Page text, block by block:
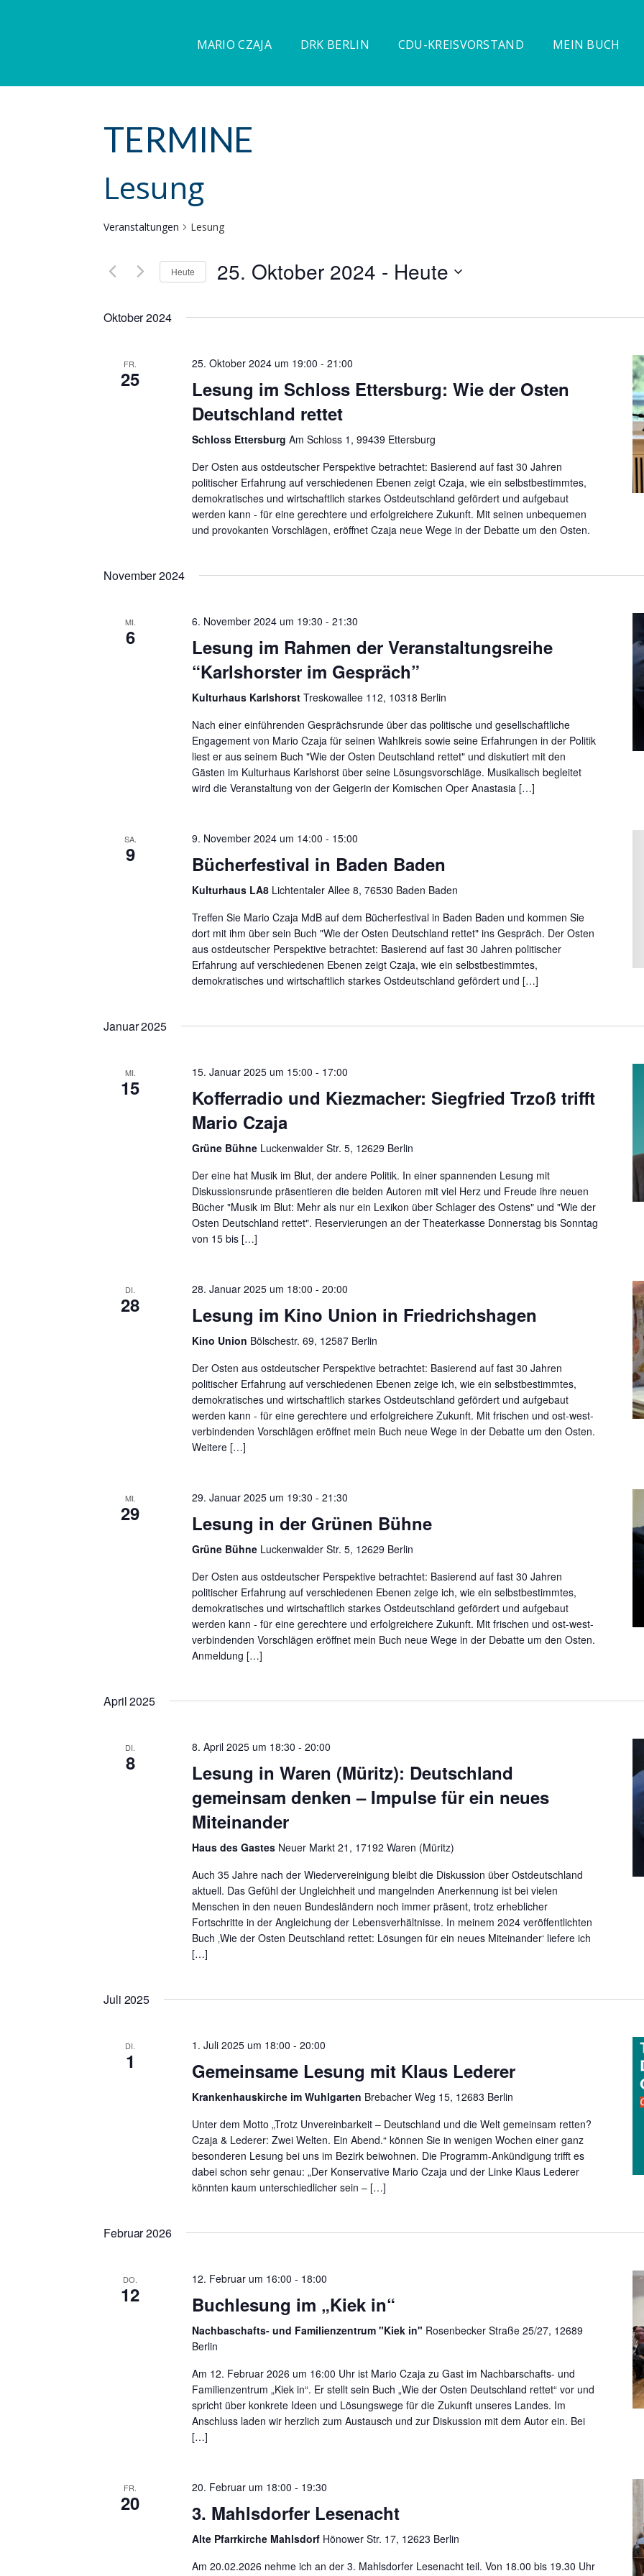
MARIO CZAJA DRK BERLIN CDU-KREISVORSTAND MEIN BUCH
TERMINE
Lesung
Veranstaltungen Lesung
Heute 25. Oktober 2024 - Heute
a
w
ä
h
e
n
.
Oktober 2024
FR.
25
25. Oktober 2024 um 19:00 - 21:00
Lesung im Schloss Ettersburg: Wie der Osten
Deutschland rettet
Schloss Ettersburg Am Schloss 1, 99439 Ettersburg
Der Osten aus ostdeutscher Perspektive betrachtet: Basierend auf fast 30 Jahren
politischer Erfahrung auf verschiedenen Ebenen zeigt Czaja, wie ein selbstbestimmtes,
demokratisches und wirtschaftlich starkes Ostdeutschland gefördert und aufgebaut
werden kann - für eine gerechtere und erfolgreichere Zukunft. Mit seinen unbequemen
und provokanten Vorschlägen, eröffnet Czaja neue Wege in der Debatte um den Osten.
November 2024
MI.
6
6. November 2024 um 19:30 - 21:30
Lesung im Rahmen der Veranstaltungsreihe
“Karlshorster im Gespräch”
Kulturhaus Karlshorst Treskowallee 112, 10318 Berlin
Nach einer einführenden Gesprächsrunde über das politische und gesellschaftliche
Engagement von Mario Czaja für seinen Wahlkreis sowie seine Erfahrungen in der Politik
liest er aus seinem Buch "Wie der Osten Deutschland rettet" und diskutiert mit den
Gästen im Kulturhaus Karlshorst über seine Lösungsvorschläge. Musikalisch begleitet
wird die Veranstaltung von der Geigerin der Komischen Oper Anastasia […]
SA.
9
9. November 2024 um 14:00 - 15:00
Bücherfestival in Baden Baden
Kulturhaus LA8 Lichtentaler Allee 8, 76530 Baden Baden
Treffen Sie Mario Czaja MdB auf dem Bücherfestival in Baden Baden und kommen Sie
dort mit ihm über sein Buch "Wie der Osten Deutschland rettet" ins Gespräch. Der Osten
aus ostdeutscher Perspektive betrachtet: Basierend auf fast 30 Jahren politischer
Erfahrung auf verschiedenen Ebenen zeigt Czaja, wie ein selbstbestimmtes,
demokratisches und wirtschaftlich starkes Ostdeutschland gefördert und […]
Januar 2025
MI.
15
15. Januar 2025 um 15:00 - 17:00
Kofferradio und Kiezmacher: Siegfried Trzoß trifft
Mario Czaja
Grüne Bühne Luckenwalder Str. 5, 12629 Berlin
Der eine hat Musik im Blut, der andere Politik. In einer spannenden Lesung mit
Diskussionsrunde präsentieren die beiden Autoren mit viel Herz und Freude ihre neuen
Bücher "Musik im Blut: Mehr als nur ein Lexikon über Schlager des Ostens" und "Wie der
Osten Deutschland rettet". Reservierungen an der Theaterkasse Donnerstag bis Sonntag
von 15 bis […]
DI.
28
28. Januar 2025 um 18:00 - 20:00
Lesung im Kino Union in Friedrichshagen
Kino Union Bölschestr. 69, 12587 Berlin
Der Osten aus ostdeutscher Perspektive betrachtet: Basierend auf fast 30 Jahren
politischer Erfahrung auf verschiedenen Ebenen zeige ich, wie ein selbstbestimmtes,
demokratisches und wirtschaftlich starkes Ostdeutschland gefördert und aufgebaut
werden kann - für eine gerechtere und erfolgreichere Zukunft. Mit frischen und ost-west-
verbindenden Vorschlägen eröffnet mein Buch neue Wege in der Debatte um den Osten.
Weitere […]
MI.
29
29. Januar 2025 um 19:30 - 21:30
Lesung in der Grünen Bühne
Grüne Bühne Luckenwalder Str. 5, 12629 Berlin
Der Osten aus ostdeutscher Perspektive betrachtet: Basierend auf fast 30 Jahren
politischer Erfahrung auf verschiedenen Ebenen zeige ich, wie ein selbstbestimmtes,
demokratisches und wirtschaftlich starkes Ostdeutschland gefördert und aufgebaut
werden kann - für eine gerechtere und erfolgreichere Zukunft. Mit frischen und ost-west-
verbindenden Vorschlägen eröffnet mein Buch neue Wege in der Debatte um den Osten.
Anmeldung […]
April 2025
DI.
8
8. April 2025 um 18:30 - 20:00
Lesung in Waren (Müritz): Deutschland
gemeinsam denken – Impulse für ein neues
Miteinander
Haus des Gastes Neuer Markt 21, 17192 Waren (Müritz)
Auch 35 Jahre nach der Wiedervereinigung bleibt die Diskussion über Ostdeutschland
aktuell. Das Gefühl der Ungleichheit und mangelnden Anerkennung ist bei vielen
Menschen in den neuen Bundesländern noch immer präsent, trotz erheblicher
Fortschritte in der Angleichung der Lebensverhältnisse. In meinem 2024 veröffentlichten
Buch ‚Wie der Osten Deutschland rettet: Lösungen für ein neues Miteinander‘ liefere ich
[…]
Juli 2025
DI.
1
1. Juli 2025 um 18:00 - 20:00
Gemeinsame Lesung mit Klaus Lederer
Krankenhauskirche im Wuhlgarten Brebacher Weg 15, 12683 Berlin
Unter dem Motto „Trotz Unvereinbarkeit – Deutschland und die Welt gemeinsam retten?
Czaja & Lederer: Zwei Welten. Ein Abend.“ können Sie in wenigen Wochen einer ganz
besonderen Lesung bei uns im Bezirk beiwohnen. Die Programm-Ankündigung trifft es
dabei schon sehr genau: „Der Konservative Mario Czaja und der Linke Klaus Lederer
könnten kaum unterschiedlicher sein – […]
Februar 2026
DO.
12
12. Februar um 16:00 - 18:00
Buchlesung im „Kiek in“
Nachbaschafts- und Familienzentrum "Kiek in" Rosenbecker Straße 25/27, 12689
Berlin
Am 12. Februar 2026 um 16:00 Uhr ist Mario Czaja zu Gast im Nachbarschafts- und
Familienzentrum „Kiek in“. Er stellt sein Buch „Wie der Osten Deutschland rettet“ vor und
spricht über konkrete Ideen und Lösungswege für die Zukunft unseres Landes. Im
Anschluss laden wir herzlich zum Austausch und zur Diskussion mit dem Autor ein. Bei
[…]
FR.
20
20. Februar um 18:00 - 19:30
3.⁠ ⁠Mahlsdorfer Lesenacht
Alte Pfarrkirche Mahlsdorf Hönower Str. 17, 12623 Berlin
Am 20.02.2026 nehme ich an der 3. Mahlsdorfer Lesenacht teil. Von 18.00 bis 19.30 Uhr